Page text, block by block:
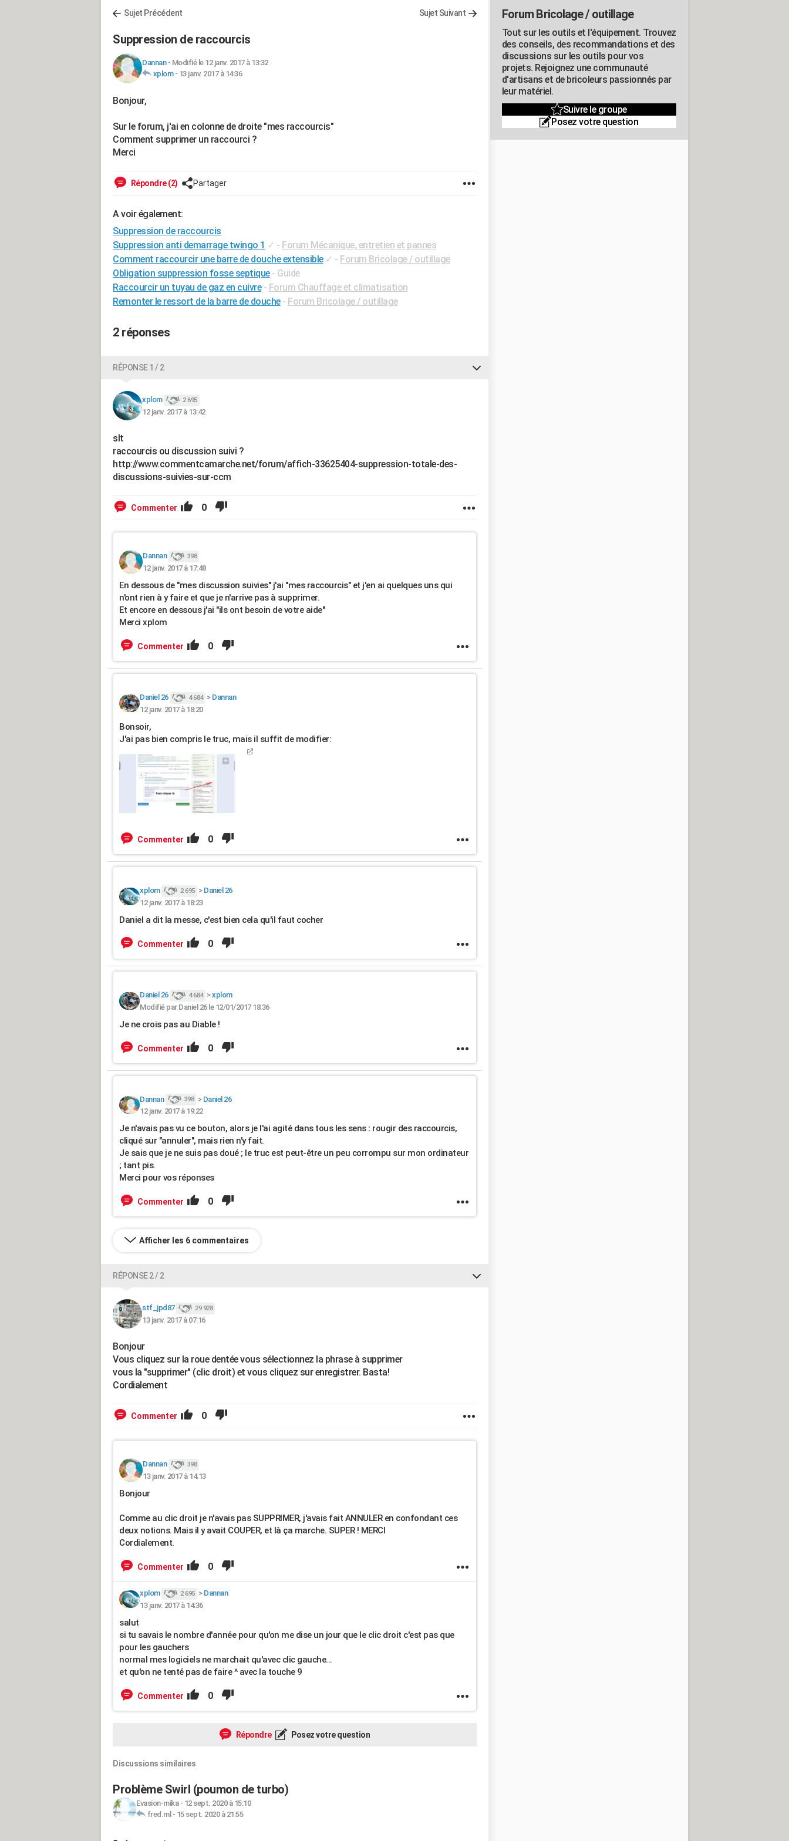
Sujet Précédent Sujet Suivant
Suppression de raccourcis
Dannan- Modifié le 12 janv. 2017 à 13:32
xplom- 13 janv. 2017 à 14:36
Bonjour,
Sur le forum, j'ai en colonne de droite "mes raccourcis"
Comment supprimer un raccourci ?
Merci
Répondre (2) Partager
A voir également:
Suppression de raccourcis
Suppression anti demarrage twingo 1 ✓ - Forum Mécanique, entretien et pannes
Comment raccourcir une barre de douche extensible ✓ - Forum Bricolage / outillage
Obligation suppression fosse septique - Guide
Raccourcir un tuyau de gaz en cuivre - Forum Chauffage et climatisation
Remonter le ressort de la barre de douche - Forum Bricolage / outillage
2 réponses
RÉPONSE 1 / 2
xplom 2 695
12 janv. 2017 à 13:42
slt
raccourcis ou discussion suivi ?
http://www.commentcamarche.net/forum/affich-33625404-suppression-totale-des-
discussions-suivies-sur-ccm
Commenter 0
Dannan 398
12 janv. 2017 à 17:48
En dessous de "mes discussion suivies" j'ai "mes raccourcis" et j'en ai quelques uns qui
n'ont rien à y faire et que je n'arrive pas à supprimer.
Et encore en dessous j'ai "ils ont besoin de votre aide"
Merci xplom
Commenter 0
Daniel 26 4 684 > Dannan
12 janv. 2017 à 18:20
Bonsoir,
J'ai pas bien compris le truc, mais il suffit de modifier:
Commenter 0
xplom 2 695 > Daniel 26
12 janv. 2017 à 18:23
Daniel a dit la messe, c'est bien cela qu'il faut cocher
Commenter 0
Daniel 26 4 684 >xplom
Modifié par Daniel 26 le 12/01/2017 18:36
Je ne crois pas au Diable !
Commenter 0
Dannan 398 > Daniel 26
12 janv. 2017 à 19:22
Je n'avais pas vu ce bouton, alors je l'ai agité dans tous les sens: rougir des raccourcis,
cliqué sur "annuler", mais rien n'y fait.
Je sais que je ne suis pas doué ; le truc est peut-être un peu corrompu sur mon ordinateur
; tant pis.
Merci pour vos réponses
Commenter 0
Afficher les 6 commentaires
RÉPONSE 2 / 2
stf_jpd87 29 928
13 janv. 2017 à 07:16
Bonjour
Vous cliquez sur la roue dentée vous sélectionnez la phrase à supprimer
vous la "supprimer" (clic droit) et vous cliquez sur enregistrer. Basta!
Cordialement
Commenter 0
Dannan 398
13 janv. 2017 à 14:13
Bonjour
Comme au clic droit je n'avais pas SUPPRIMER, j'avais fait ANNULER en confondant ces
deux notions. Mais il y avait COUPER, et là ça marche. SUPER ! MERCI
Cordialement.
Commenter 0
xplom 2 695 > Dannan
13 janv. 2017 à 14:36
salut
si tu savais le nombre d'année pour qu'on me dise un jour que le clic droit c'est pas que
pour les gauchers
normal mes logiciels ne marchait qu'avec clic gauche...
et qu'on ne tenté pas de faire ^ avec la touche 9
Commenter 0
Répondre Posez votre question
Discussions similaires
Problème Swirl (poumon de turbo)
Evasion-mika- 12 sept. 2020 à 15:10
fred.ml- 15 sept. 2020 à 21:55
Forum Bricolage / outillage
Tout sur les outils et l'équipement. Trouvez
des conseils, des recommandations et des
discussions sur les outils pour vos
projets. Rejoignez une communauté
d'artisans et de bricoleurs passionnés par
leur matériel.
Suivre le groupe
Posez votre question